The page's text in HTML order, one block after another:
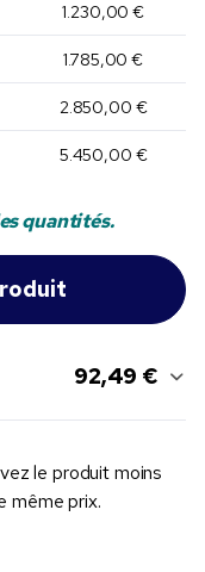
1.230,00 €
1.785,00 €
2.850,00 €
5.450,00 €
quantités.
92,49 €
le produit moins
même prix.